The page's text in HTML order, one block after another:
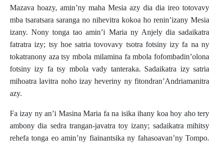
Mazava hoazy, amin’ny maha Mesia azy dia dia ireo totovavy
mba tsaratsara saranga no nihevitra kokoa ho renin’izany Mesia
izany. Nony tonga tao amin’i Maria ny Anjely dia sadaikatra
fatratra izy; tsy hoe satria tovovavy tsotra fotsiny izy fa na ny
tokatranony aza tsy mbola milamina fa mbola fofombadin’olona
fotsiny izy fa tsy mbola vady tanteraka. Sadaikatra izy satria
mihoatra lavitra noho izay heveriny ny fitondran’Andriamanitra
azy.
Fa izay ny an’i Masina Maria fa na isika ihany koa hoy aho tery
ambony dia sedra trangan-javatra toy izany; sadaikatra mihitsy
rehefa tonga eo amin’ny fiainantsika ny fahasoavan’ny Tompo.